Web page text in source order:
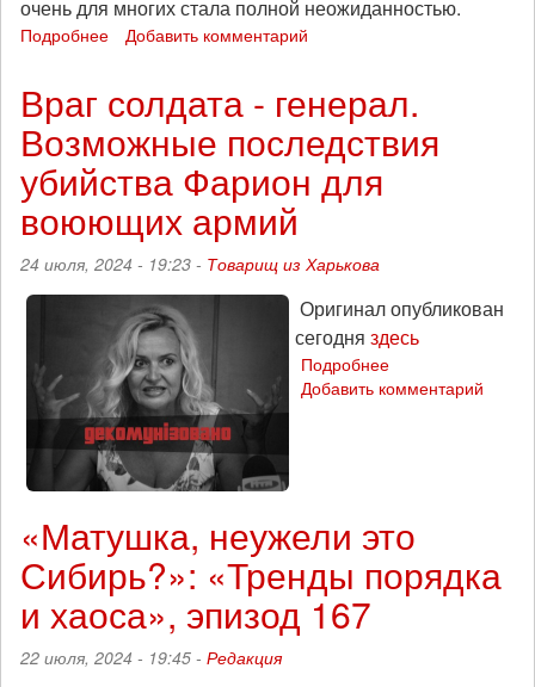
очень для многих стала полной неожиданностью.
Подробнее
события
Курской
области
как
возможность
сбить
недовольство
войной
по
обе
стороны
фронта
Добавить комментарий
Враг солдата - генерал.
Возможные последствия
убийства Фарион для
воюющих армий
24 июля, 2024 - 19:23 - Товарищ из Харькова
Оригинал опубликован
сегодня здесь
Подробнее
Враг
убийства
Фарион
для
воюющих
Добавить комментарий
«Матушка, неужели это
Сибирь?»: «Тренды порядка
и хаоса», эпизод 167
22 июля, 2024 - 19:45 - Редакция